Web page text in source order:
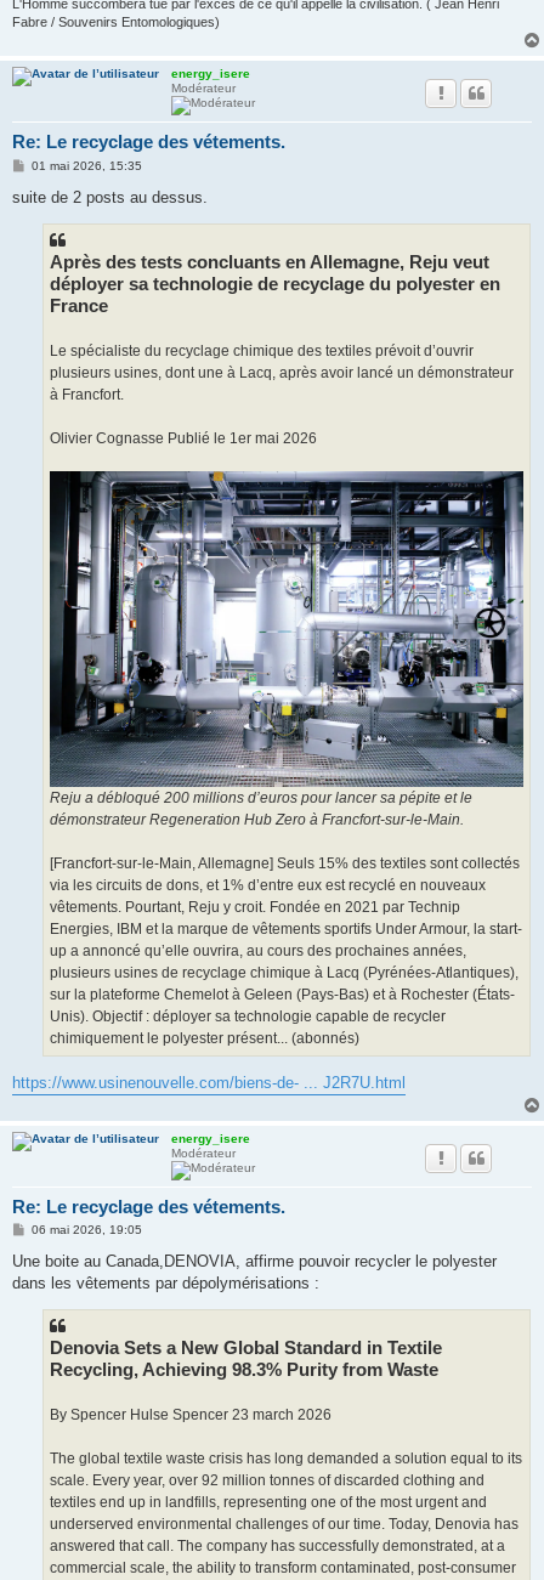
L'Homme succombera tué par l'excès de ce qu'il appelle la civilisation. ( Jean Henri
Fabre / Souvenirs Entomologiques)
energy_isere
Modérateur
Re: Le recyclage des vétements.
M
s
01 mai 2026, 15:35
suite de 2 posts au dessus.
Après des tests concluants en Allemagne, Reju veut
déployer sa technologie de recyclage du polyester en
France
Le spécialiste du recyclage chimique des textiles prévoit d’ouvrir
plusieurs usines, dont une à Lacq, après avoir lancé un démonstrateur
à Francfort.
Olivier Cognasse Publié le 1er mai 2026
Reju a débloqué 200 millions d’euros pour lancer sa pépite et le
démonstrateur Regeneration Hub Zero à Francfort-sur-le-Main.
[Francfort-sur-le-Main, Allemagne] Seuls 15% des textiles sont collectés
via les circuits de dons, et 1% d’entre eux est recyclé en nouveaux
vêtements. Pourtant, Reju y croit. Fondée en 2021 par Technip
Energies, IBM et la marque de vêtements sportifs Under Armour, la start-
up a annoncé qu’elle ouvrira, au cours des prochaines années,
plusieurs usines de recyclage chimique à Lacq (Pyrénées-Atlantiques),
sur la plateforme Chemelot à Geleen (Pays-Bas) et à Rochester (États-
Unis). Objectif : déployer sa technologie capable de recycler
chimiquement le polyester présent... (abonnés)
https://www.usinenouvelle.com/biens-de- ... J2R7U.html
energy_isere
Modérateur
Re: Le recyclage des vétements.
M
s
a
06 mai 2026, 19:05
Une boite au Canada,DENOVIA, affirme pouvoir recycler le polyester
dans les vêtements par dépolymérisations :
Denovia Sets a New Global Standard in Textile
Recycling, Achieving 98.3% Purity from Waste
By Spencer Hulse Spencer 23 march 2026
The global textile waste crisis has long demanded a solution equal to its
scale. Every year, over 92 million tonnes of discarded clothing and
textiles end up in landfills, representing one of the most urgent and
underserved environmental challenges of our time. Today, Denovia has
answered that call. The company has successfully demonstrated, at a
commercial scale, the ability to transform contaminated, post-consumer